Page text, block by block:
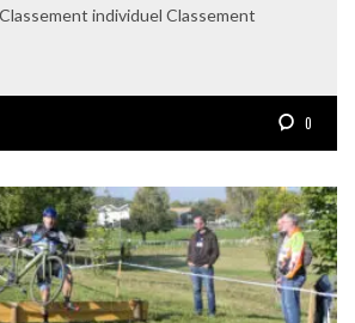
individuel Classement
0